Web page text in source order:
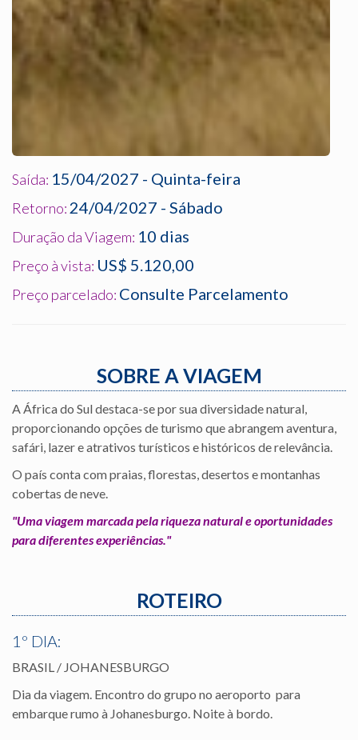
Saída: 15/04/2027 - Quinta-feira
Retorno: 24/04/2027 - Sábado
Duração da Viagem: 10 dias
Preço à vista: US$ 5.120,00
Preço parcelado: Consulte Parcelamento
SOBRE A VIAGEM
A África do Sul destaca-se por sua diversidade natural,
proporcionando opções de turismo que abrangem aventura,
safári, lazer e atrativos turísticos e históricos de relevância.
O país conta com praias, florestas, desertos e montanhas
cobertas de neve.
"Uma viagem marcada pela riqueza natural e oportunidades
para diferentes experiências."
ROTEIRO
1º DIA:
BRASIL / JOHANESBURGO
Dia da viagem. Encontro do grupo no aeroporto para
embarque rumo à Johanesburgo. Noite à bordo.